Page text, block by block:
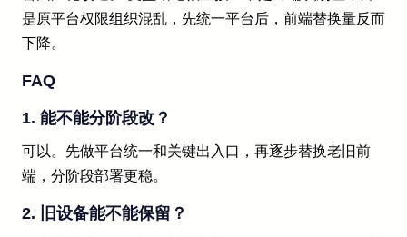
是原平台权限组织混乱，先统一平台后，前端替换量反而
下降。
FAQ
1. 能不能分阶段改？
可以。先做平台统一和关键出入口，再逐步替换老旧前
端，分阶段部署更稳。
2. 旧设备能不能保留？